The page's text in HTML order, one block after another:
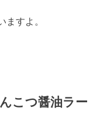
ますよ。
こつ醤油ラー